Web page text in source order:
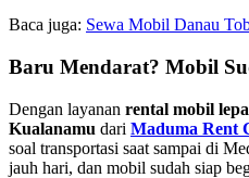
Baca juga: Sewa Mobil Danau
Baru Mendarat? Mobil
Dengan layanan rental mobil
Kualanamu dari Maduma Rent
soal transportasi saat sampai di
jauh hari, dan mobil sudah siap